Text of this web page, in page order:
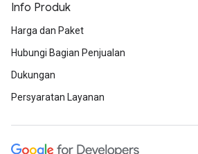
Info Produk
Harga dan Paket
Hubungi Bagian Penjualan
Dukungan
Persyaratan Layanan